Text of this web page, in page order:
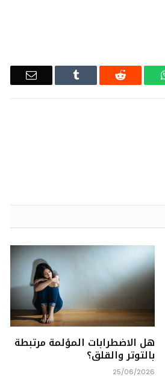
WhatsApp
Reddit
Tumblr
Email
هل الاضطرابات المؤلمة مرتبطة
بالتوتر والقلق؟
25/06/2026